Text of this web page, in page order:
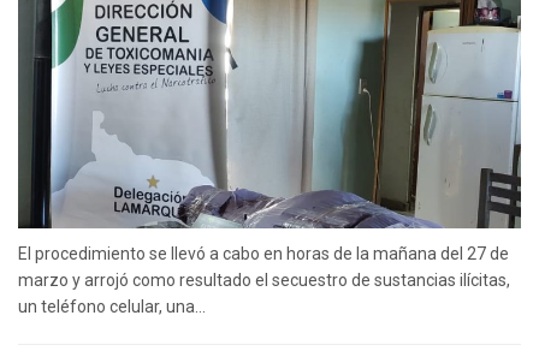
El procedimiento se llevó a cabo en horas de la mañana del 27 de
marzo y arrojó como resultado el secuestro de sustancias ilícitas,
un teléfono celular, una...